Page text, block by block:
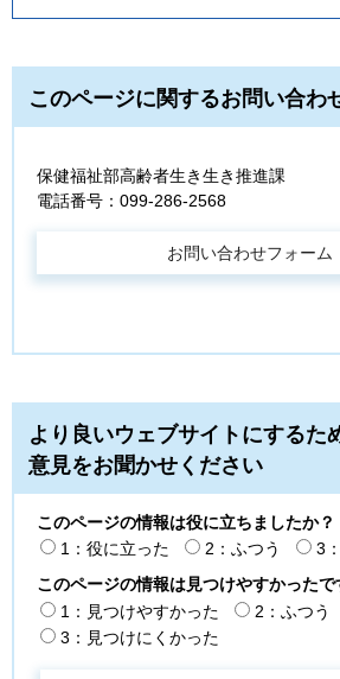
このページに関するお問い合わ
保健福祉部高齢者生き生き推進課
電話番号：099-286-2568
より良いウェブサイトにするた
意見をお聞かせください
このページの情報は役に立ちましたか？
1：役に立った
2：ふつう
3
このページの情報は見つけやすかったで
1：見つけやすかった
2：ふつう
3：見つけにくかった